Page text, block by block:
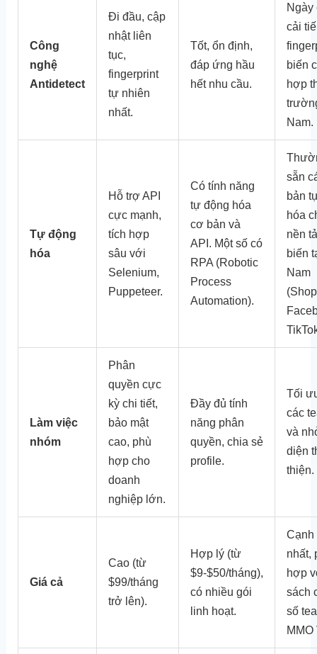
Công
nghệ
Antidetect
Đi đầu, cập
nhật liên
tục,
fingerprint
tự nhiên
nhất.
Tốt, ổn định,
đáp ứng hầu
hết nhu cầu.
Ngày
cải
biến
hợp
Nam.
Tự động
hóa
Hỗ trợ API
cực mạnh,
tích hợp
sâu với
Selenium,
Puppeteer.
Có tính năng
tự động hóa
cơ bản và
API. Một số có
RPA (Robotic
Process
Automation).
sẵn
bản
hóa
nền
biến
Nam
Làm việc
nhóm
Phân
quyền cực
kỳ chi tiết,
bảo mật
cao, phù
hợp cho
doanh
nghiệp lớn.
Đầy đủ tính
năng phân
quyền, chia sẻ
profile.
Tối
các
và
diện
thiện.
Giá cả
Cao (từ
$99/tháng
trở lên).
Hợp lý (từ
$9-$50/tháng),
có nhiều gói
linh hoạt.
Cạnh
nhất,
hợp
sách
số
MMO